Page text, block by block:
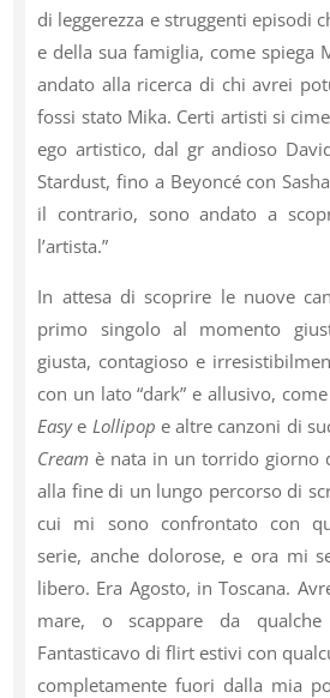
di leggerezza e struggenti episodi
e della sua famiglia, come spiega
andato alla ricerca di chi avrei
fossi stato Mika. Certi artisti si
ego artistico, dal gr andioso
Stardust, fino a Beyoncé con
il contrario, sono andato a
l’artista.”
In attesa di scoprire le nuove
primo singolo al momento
giusta, contagioso e
con un lato “dark” e allusivo,
Easye Lollipop e altre canzoni di
Cream è nata in un torrido giorno
alla fine di un lungo percorso di
cui mi sono confrontato con
serie, anche dolorose, e ora mi
libero. Era Agosto, in Toscana.
mare, o scappare da
Fantasticavo di flirt estivi con
completamente fuori dalla mia